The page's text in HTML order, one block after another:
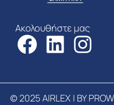
Ακολουθήστε μας
© 2025 AIRLEX | BY